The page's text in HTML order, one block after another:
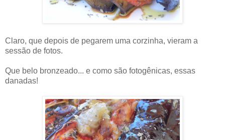
Claro, que depois de pegarem uma corzinha, vieram a
sessão de fotos.
Que belo bronzeado... e como são fotogênicas, essas
danadas!